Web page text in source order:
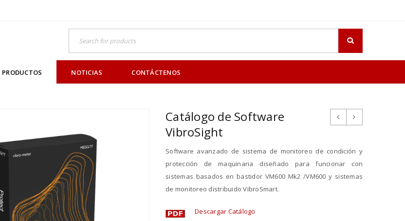
PRODUCTOS NOTICIAS CONTÁCTENOS
Catálogo de Software
VibroSight
Software avanzado de sistema de monitoreo de condición y
protección de maquinaria diseñado para funcionar con
sistemas basados ​​en bastidor VM600 Mk2 /VM600 y sistemas
de monitoreo distribuido VibroSmart.
Descargar Catálogo